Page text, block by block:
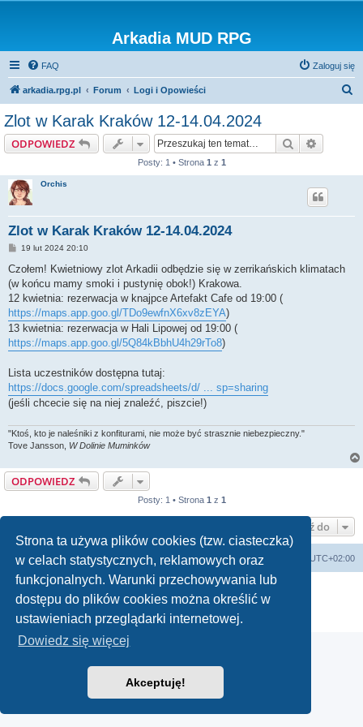
Strona ta używa plików cookies (tzw. ciasteczka)
w celach statystycznych, reklamowych oraz
funkcjonalnych. Warunki przechowywania lub
dostępu do plików cookies można określić w
ustawieniach przeglądarki internetowej.
Dowiedz się więcej
Akceptuję!
Arkadia MUD RPG
FAQ Zaloguj się
arkadia.rpg.pl Forum Logi i Opowieści
Zlot w Karak Kraków 12-14.04.2024
ODPOWIEDZ Szukaj
Posty: 1 • Strona 1 z 1
Orchis
Zlot w Karak Kraków 12-14.04.2024
P
s
19 lut 2024 20:10
Czołem! Kwietniowy zlot Arkadii odbędzie się w zerrikańskich klimatach
(w końcu mamy smoki i pustynię obok!) Krakowa.
12 kwietnia: rezerwacja w knajpce Artefakt Cafe od 19:00 (
https://maps.app.goo.gl/TDo9ewfnX6xv8zEYA)
13 kwietnia: rezerwacja w Hali Lipowej od 19:00 (
https://maps.app.goo.gl/5Q84kBbhU4h29rTo8)
Lista uczestników dostępna tutaj:
https://docs.google.com/spreadsheets/d/ ... sp=sharing
(jeśli chcecie się na niej znaleźć, piszcie!)
"Ktoś, kto je naleśniki z konfiturami, nie może być strasznie niebezpieczny."
Tove Jansson, W Dolinie Muminków
ODPOWIEDZ
Posty: 1 • Strona 1 z 1
Przejdź do
arkadia.rpg.pl Forum Strefa czasowa UTC+02:00
Technologię dostarczaphpBB® Forum Software © phpBB Limited
Polski pakiet językowy dostarczaphpBB.pl
Zasady ochrony danych osobowych|Regulamin